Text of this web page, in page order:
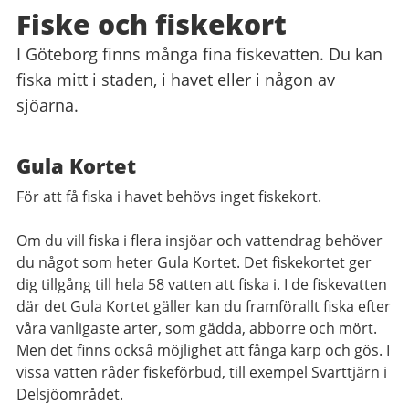
Fiske och fiskekort
I Göteborg finns många fina fiskevatten. Du kan
fiska mitt i staden, i havet eller i någon av
sjöarna.
Gula Kortet
För att få fiska i havet behövs inget fiskekort.
Om du vill fiska i flera insjöar och vattendrag behöver
du något som heter Gula Kortet. Det fiskekortet ger
dig tillgång till hela 58 vatten att fiska i. I de fiskevatten
där det Gula Kortet gäller kan du framförallt fiska efter
våra vanligaste arter, som gädda, abborre och mört.
Men det finns också möjlighet att fånga karp och gös. I
vissa vatten råder fiskeförbud, till exempel Svarttjärn i
Delsjöområdet.